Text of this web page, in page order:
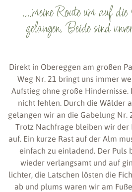
....meine Route um auf
gelangen. Beide sind
Direkt in Obereggen am großen
Weg Nr. 21 bringt uns immer
Aufstieg ohne große
nicht fehlen. Durch die Wälder
gelangen wir an die Gabelung Nr.
Trotz Nachfrage bleiben wir der
auf. Ein kurze Rast auf der Alm
einfach zu einladend. Der Puls
wieder verlangsamt und auf
lichter, die Latschen lösten die
ab und plums waren wir am